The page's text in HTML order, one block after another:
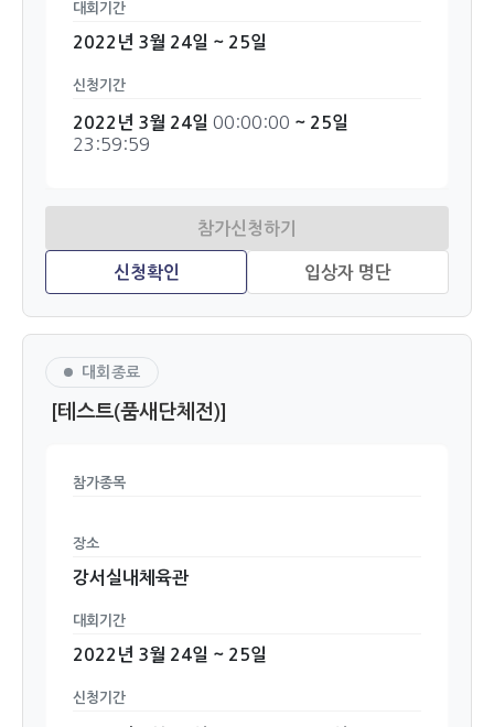
대회기간
2022년 3월 24일 ~ 25일
신청기간
2022년 3월 24일 00:00:00 ~ 25일
23:59:59
대회종료
[테스트(품새단체전)]
참가종목
장소
강서실내체육관
대회기간
2022년 3월 24일 ~ 25일
신청기간